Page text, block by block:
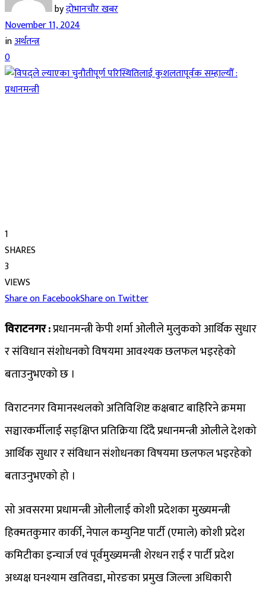
byदोभानचौर खबर
November 11, 2024
inअर्थतन्त्र
0
1
SHARES
3
VIEWS
Share on FacebookShare on Twitter
विराटनगर :प्रधानमन्त्री केपी शर्मा ओलीले मुलुकको आर्थिक सुधार
र संविधान संशोधनको विषयमा आवश्यक छलफल भइरहेको
बताउनुभएको छ ।
विराटनगर विमानस्थलको अतिविशिष्ट कक्षबाट बाहिरिने क्रममा
सञ्चारकर्मीलाई सङ्क्षिप्त प्रतिक्रिया दिँदै प्रधानमन्त्री ओलीले देशको
आर्थिक सुधार र संविधान संशोधनका विषयमा छलफल भइरहेको
बताउनुभएको हो ।
सो अवसरमा प्रधामन्त्री ओलीलाई कोशी प्रदेशका मुख्यमन्त्री
हिक्मतकुमार कार्की, नेपाल कम्युनिष्ट पार्टी (एमाले) कोशी प्रदेश
कमिटीका इन्चार्ज एवं पूर्वमुख्यमन्त्री शेरधन राई र पार्टी प्रदेश
अध्यक्ष घनश्याम खतिवडा, मोरङका प्रमुख जिल्ला अधिकारी